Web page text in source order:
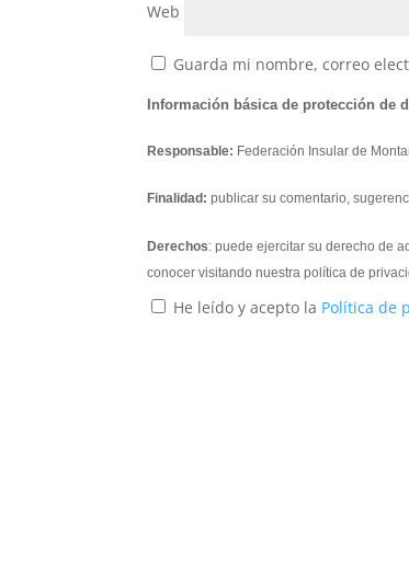
Web
Guarda mi nombre, correo
Información básica de protección de
Responsable: Federación Insular de
Finalidad: publicar su comentario,
Derechos: puede ejercitar su derecho de
conocer visitando nuestra política de
He leído y acepto la Política de